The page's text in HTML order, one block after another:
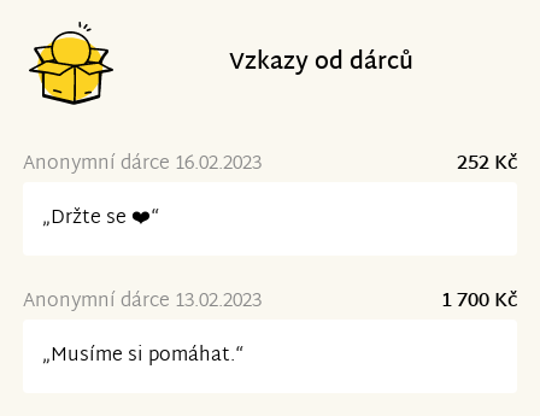
Vzkazy od dárců
Anonymní dárce 16.02.2023
252 Kč
„Držte se ❤️“
Anonymní dárce 13.02.2023
1 700 Kč
„Musíme si pomáhat.“